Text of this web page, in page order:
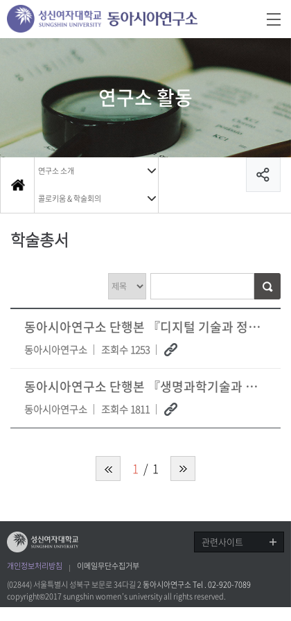
연구소 활동
연구소 소개
콜로키움 & 학술회의
학술총서
동아시아연구소 단행본 『디지털 기술과 정치』
동아시아연구소 조회수 1253
동아시아연구소 단행본 『생명과학기술과 정치』
동아시아연구소 조회수 1811
1 1
개인정보처리방침 이메일무단수집거부
관련사이트
(02844) 서울특별시 성북구 보문로 34다길 2동아시아연구소 Tel . 02-920-7089
copyright©2017 sungshin women’s university all rights reserved.